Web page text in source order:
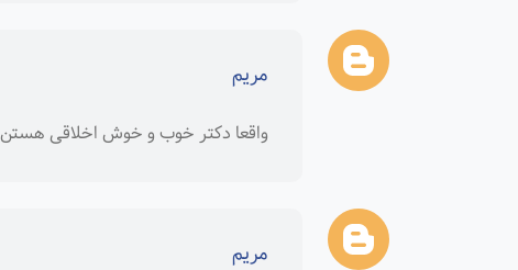
مریم
واقعا دکتر خوب و خوش اخلاقی هستن
مریم